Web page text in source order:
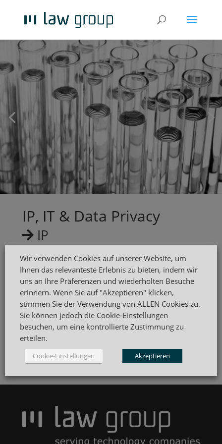
IP, IT & Data Privacy
IP
IT
Data Privacy
Kontakt:
m law group
info@mlawgroup.de
Tel. +49 89 24 213 0
Wir verwenden Cookies auf unserer Website, um
Ihnen das relevanteste Erlebnis zu bieten, indem wir
uns an Ihre Präferenzen und wiederholten Besuche
erinnern. Wenn Sie auf "Akzeptieren" klicken,
stimmen Sie der Verwendung von ALLEN Cookies zu.
Sie können jedoch die Cookie-Einstellungen
besuchen, um eine kontrollierte Zustimmung zu
erteilen.
Cookie-Einstellungen Akzeptieren